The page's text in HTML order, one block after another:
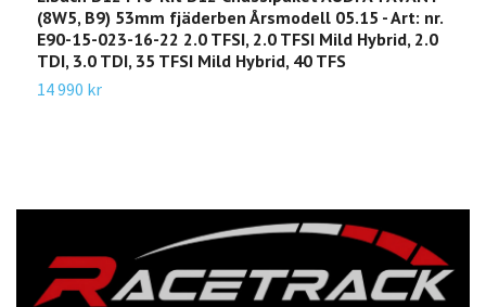
(8W5, B9) 53mm fjäderben Årsmodell 05.15 - Art: nr.
E90-15-023-16-22 2.0 TFSI, 2.0 TFSI Mild Hybrid, 2.0
TDI, 3.0 TDI, 35 TFSI Mild Hybrid, 40 TFS
14 990 kr